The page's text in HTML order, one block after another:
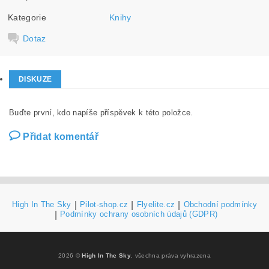
Kategorie Knihy
Dotaz
DISKUZE
Buďte první, kdo napíše příspěvek k této položce.
Přidat komentář
High In The Sky Pilot-shop.cz Flyelite.cz Obchodní podmínky
Podmínky ochrany osobních údajů (GDPR)
2026 ©High In The Sky , všechna práva vyhrazena